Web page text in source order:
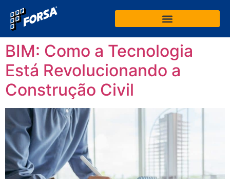
BIM: Como a Tecnologia
Está Revolucionando a
Construção Civil